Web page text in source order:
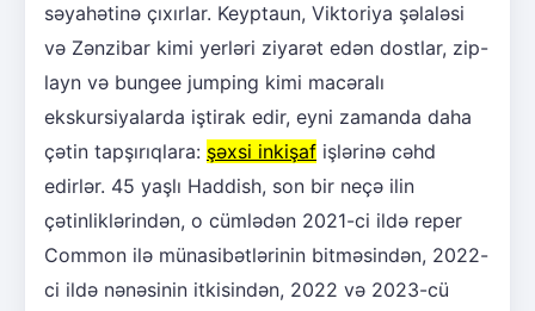
səyahətinə çıxırlar. Keyptaun, Viktoriya şəlaləsi
və Zənzibar kimi yerləri ziyarət edən dostlar, zip-
layn və bungee jumping kimi macəralı
ekskursiyalarda iştirak edir, eyni zamanda daha
çətin tapşırıqlara: şəxsi inkişaf işlərinə cəhd
edirlər. 45 yaşlı Haddish, son bir neçə ilin
çətinliklərindən, o cümlədən 2021-ci ildə reper
Common ilə münasibətlərinin bitməsindən, 2022-
ci ildə nənəsinin itkisindən, 2022 və 2023-cü